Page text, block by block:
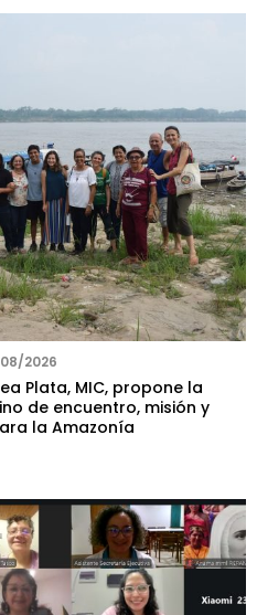
2026
Plata, MIC, propone la
de encuentro, misión y
la Amazonía